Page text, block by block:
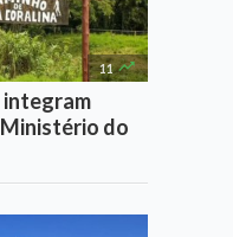
11 
integram
do